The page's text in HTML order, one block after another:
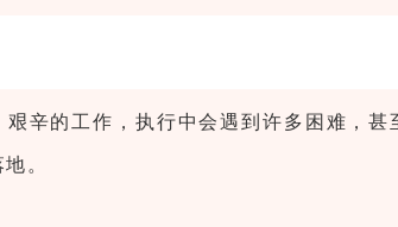
辛的工作，执行中会遇到许多困难，甚
。